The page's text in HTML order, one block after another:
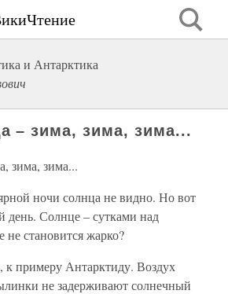
и Антарктика
– зима, зима, зима...
зима, зима...
ночи солнца не видно. Но вот
день. Солнце – сутками над
становится жарко?
к примеру Антарктиду. Воздух
не задерживают солнечный